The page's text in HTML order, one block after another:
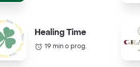
Healing Time
19 min o prog.